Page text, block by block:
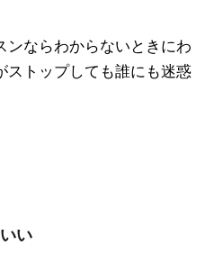
ンならわからないときにわ
ストップしても誰にも迷惑
い